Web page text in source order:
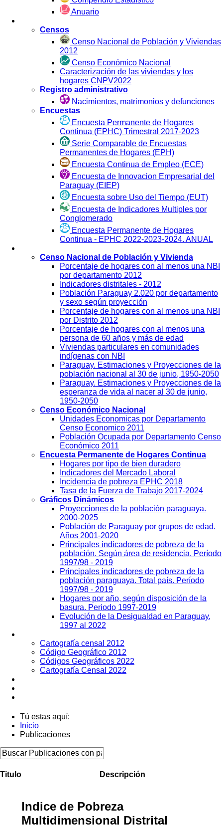
Anuario
Censos
Censo Nacional de Población y Viviendas
2012
Censo Económico Nacional
Caracterización de las viviendas y los
hogares CNPV2022
Registro administrativo
Nacimientos, matrimonios y defunciones
Encuestas
Encuesta Permanente de Hogares
Continua (EPHC) Trimestral 2017-2023
Serie Comparable de Encuestas
Permanentes de Hogares (EPH)
Encuesta Continua de Empleo (ECE)
Encuesta de Innovacion Empresarial del
Paraguay (EIEP)
Encuesta sobre Uso del Tiempo (EUT)
Encuesta de Indicadores Multiples por
Conglomerado
Encuesta Permanente de Hogares
Continua - EPHC 2022-2023-2024. ANUAL
Censo Nacional de Población y Vivienda
Porcentaje de hogares con al menos una NBI
por departamento 2012
Indicadores distritales - 2012
Población Paraguay 2.020 por departamento
y sexo según proyección
Porcentaje de hogares con al menos una NBI
por Distrito 2012
Porcentaje de hogares con al menos una
persona de 60 años y más de edad
Viviendas particulares en comunidades
indígenas con NBI
Paraguay. Estimaciones y Proyecciones de la
población nacional al 30 de junio, 1950-2050
Paraguay. Estimaciones y Proyecciones de la
esperanza de vida al nacer al 30 de junio,
1950-2050
Censo Económico Nacional
Unidades Economicas por Departamento
Censo Economico 2011
Población Ocupada por Departamento Censo
Económico 2011
Encuesta Permanente de Hogares Continua
Hogares por tipo de bien duradero
Indicadores del Mercado Laboral
Incidencia de pobreza EPHC 2018
Tasa de la Fuerza de Trabajo 2017-2024
Gráficos Dinámicos
Proyecciones de la población paraguaya.
2000-2025
Población de Paraguay por grupos de edad.
Años 2001-2020
Principales indicadores de pobreza de la
población. Según área de residencia. Período
1997/98 - 2019
Principales indicadores de pobreza de la
población paraguaya. Total país. Período
1997/98 - 2019
Hogares por año, según disposición de la
basura. Periodo 1997-2019
Evolución de la Desigualdad en Paraguay,
1997 al 2022
Cartografía censal 2012
Código Geográfico 2012
Códigos Geográficos 2022
Cartografía Censal 2022
Tú estas aquí:
Inicio
Publicaciones
Titulo Descripción
Indice de Pobreza
Multidimensional Distrital